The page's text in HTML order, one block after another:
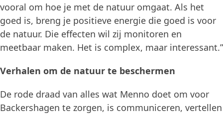
vooral om hoe je met de natuur omgaat. Als het
goed is, breng je positieve energie die goed is voor
de natuur. Die effecten wil zij monitoren en
meetbaar maken. Het is complex, maar interessant.”
Verhalen om de natuur te beschermen
De rode draad van alles wat Menno doet om voor
Backershagen te zorgen, is communiceren, vertellen